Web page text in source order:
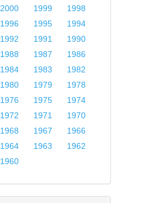
2000 1999
1998
1996 1995
1994
1992 1991
1990
1988 1987
1986
1984 1983
1982
1980 1979
1978
1976 1975
1974
1972 1971
1970
1968 1967
1966
1964 1963
1962
1960